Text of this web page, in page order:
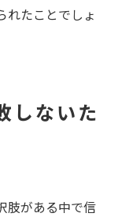
れたことでしょ
しないた
肢がある中で信